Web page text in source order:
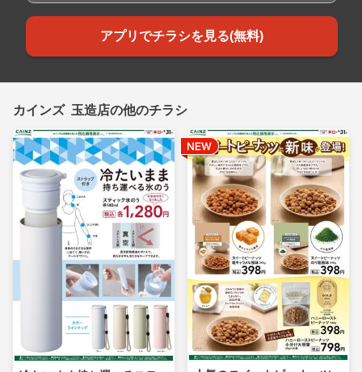
アプリでチラシを見る(無料)
カインズ 玉造店の他のチラシ